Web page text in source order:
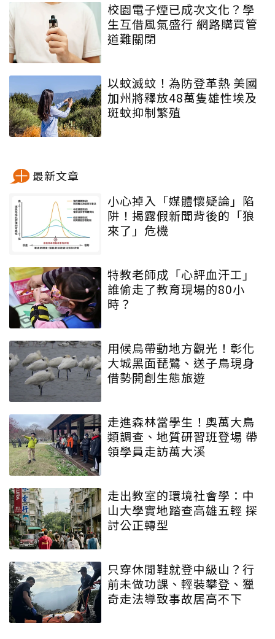
校園電子煙已成次文化？學
生互借風氣盛行 網路購買管
道難關閉
以蚊滅蚊！為防登革熱 美國
加州將釋放48萬隻雄性埃及
斑蚊抑制繁殖
最新文章
小心掉入「媒體懷疑論」陷
阱！揭露假新聞背後的「狼
來了」危機
特教老師成「心評血汗工」
誰偷走了教育現場的80小
時？
用候鳥帶動地方觀光！彰化
大城黑面琵鷺、送子鳥現身
借勢開創生態旅遊
走進森林當學生！奧萬大鳥
類調查、地質研習班登場 帶
領學員走訪萬大溪
走出教室的環境社會學：中
山大學實地踏查高雄五輕 探
討公正轉型
只穿休閒鞋就登中級山？行
前未做功課、輕裝攀登、獵
奇走法導致事故居高不下